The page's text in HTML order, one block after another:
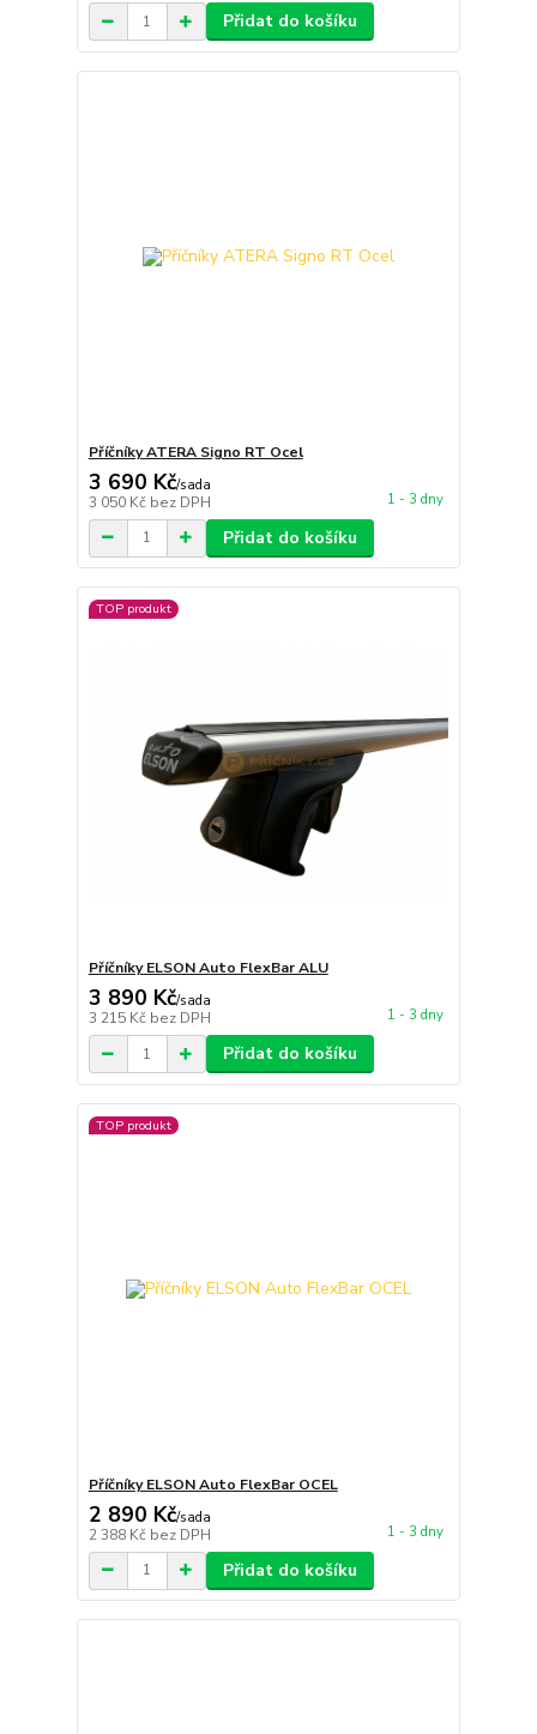
Přidat do košíku
Příčníky ATERA Signo RT Ocel
3 690 Kč/sada
3 050 Kč bez DPH 1 - 3 dny
Přidat do košíku
TOP produkt
Příčníky ELSON Auto FlexBar ALU
3 890 Kč/sada
3 215 Kč bez DPH 1 - 3 dny
Přidat do košíku
TOP produkt
Příčníky ELSON Auto FlexBar OCEL
2 890 Kč/sada
2 388 Kč bez DPH 1 - 3 dny
Přidat do košíku